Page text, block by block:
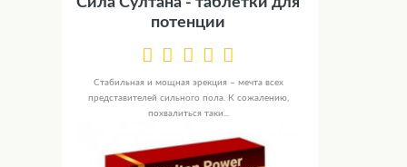
потенции
Стабильная и мощная эрекция – мечта всех
представителей сильного пола. К сожалению,
похвалиться таки...